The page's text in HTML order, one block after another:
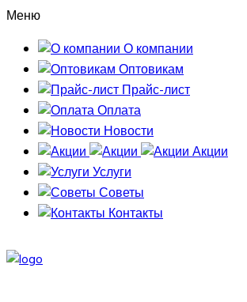
Меню
О компании
Оптовикам
Прайс-лист
Оплата
Новости
Акции
Услуги
Советы
Контакты